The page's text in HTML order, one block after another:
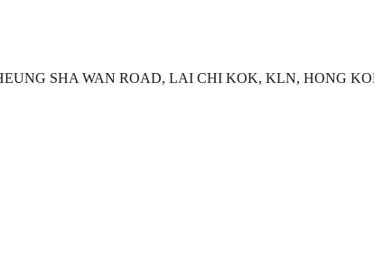
SHA WAN ROAD, LAI CHI KOK, KLN, HONG